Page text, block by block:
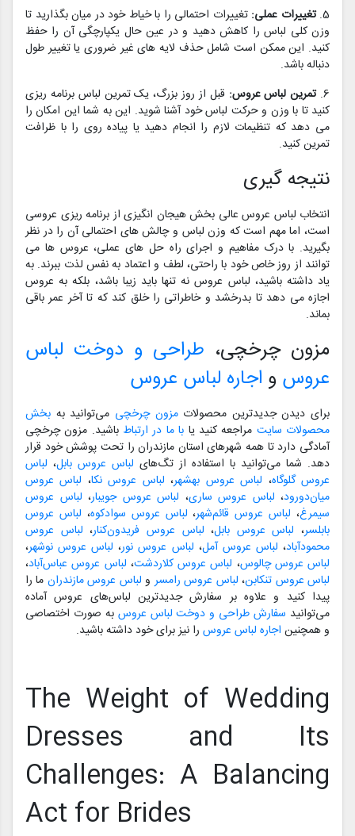
5. تغییرات عملی: تغییرات احتمالی را با خیاط خود در میان بگذارید تا
وزن کلی لباس را کاهش دهید و در عین حال یکپارچگی آن را حفظ
کنید. این ممکن است شامل حذف لایه های غیر ضروری یا تغییر طول
دنباله باشد.
6. تمرین لباس عروس: قبل از روز بزرگ، یک تمرین لباس برنامه ریزی
کنید تا با وزن و حرکت لباس خود آشنا شوید. این به شما این امکان را
می دهد که تنظیمات لازم را انجام دهید یا پیاده روی را با ظرافت
تمرین کنید.
نتیجه گیری
انتخاب لباس عروس عالی بخش هیجان انگیزی از برنامه ریزی عروسی
است، اما مهم است که وزن لباس و چالش های احتمالی آن را در نظر
بگیرید. با درک مفاهیم و اجرای راه حل های عملی، عروس ها می
توانند از روز خاص خود با راحتی، لطف و اعتماد به نفس لذت ببرند. به
یاد داشته باشید، لباس عروس نه تنها باید زیبا باشد، بلکه به عروس
اجازه می دهد تا بدرخشد و خاطراتی را خلق کند که تا آخر عمر باقی
بماند.
مزون چرخچی، طراحی و دوخت لباس
عروس و اجاره لباس عروس
برای دیدن جدیدترین محصولاتمزون چرخچی می‌توانید به بخش
محصولات سایت مراجعه کنید یا با ما در ارتباط باشید. مزون چرخچی
آمادگی دارد تا همه شهرهای استان مازندران را تحت پوشش خود قرار
دهد. شما می‌توانید با استفاده از تگ‌های لباس عروس بابل، لباس
عروس گلوگاه، لباس عروس بهشهر، لباس عروس نکا، لباس عروس
میان‌دورود، لباس عروس ساری، لباس عروس جویبار، لباس عروس
سیمرغ، لباس عروس قائم‌شهر، لباس عروس سوادکوه، لباس عروس
بابلسر، لباس عروس بابل، لباس عروس فریدون‌کنار، لباس عروس
محمودآباد، لباس عروس آمل، لباس عروس نور، لباس عروس نوشهر،
لباس عروس چالوس، لباس عروس کلاردشت، لباس عروس عباس‌آباد،
لباس عروس تنکابن، لباس عروس رامسر و لباس عروس مازندران ما را
پیدا کنید و علاوه بر سفارش جدیدترین لباس‌های عروس آماده
می‌توانید سفارش طراحی و دوخت لباس عروس به صورت اختصاصی
و همچنین اجاره لباس عروس را نیز برای خود داشته باشید.
The Weight of Wedding
Dresses and Its
Challenges: A Balancing
Act for Brides